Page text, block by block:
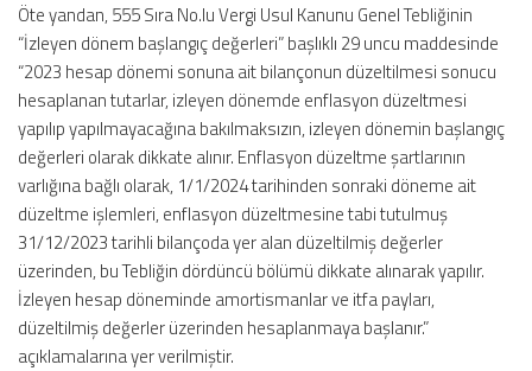
Öte yandan, 555 Sıra No.lu Vergi Usul Kanunu Genel Tebliğinin
“İzleyen dönem başlangıç değerleri” başlıklı 29 uncu maddesinde
“2023 hesap dönemi sonuna ait bilançonun düzeltilmesi sonucu
hesaplanan tutarlar, izleyen dönemde enflasyon düzeltmesi
yapılıp yapılmayacağına bakılmaksızın, izleyen dönemin başlangıç
değerleri olarak dikkate alınır. Enflasyon düzeltme şartlarının
varlığına bağlı olarak, 1/1/2024 tarihinden sonraki döneme ait
düzeltme işlemleri, enflasyon düzeltmesine tabi tutulmuş
31/12/2023 tarihli bilançoda yer alan düzeltilmiş değerler
üzerinden, bu Tebliğin dördüncü bölümü dikkate alınarak yapılır.
İzleyen hesap döneminde amortismanlar ve itfa payları,
düzeltilmiş değerler üzerinden hesaplanmaya başlanır.”
açıklamalarına yer verilmiştir.